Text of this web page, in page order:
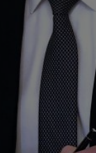
pomocą ustawień
możemy
lub dostęp
Lista Zaufanych